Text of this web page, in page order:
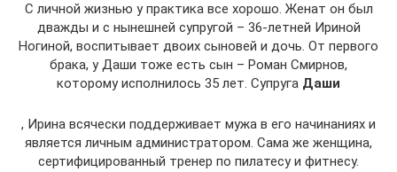
С личной жизнью у практика все хорошо. Женат он был
дважды и с нынешней супругой – 36-летней Ириной
Ногиной, воспитывает двоих сыновей и дочь. От первого
брака, у Даши тоже есть сын – Роман Смирнов,
которому исполнилось 35 лет. Супруга Даши
, Ирина всячески поддерживает мужа в его начинаниях и
является личным администратором. Сама же женщина,
сертифицированный тренер по пилатесу и фитнесу.